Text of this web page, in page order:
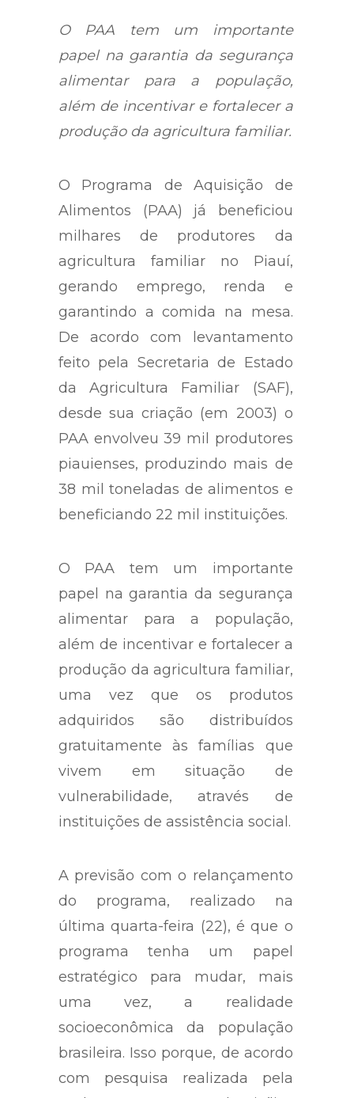
O PAA tem um importante
papel na garantia da segurança
alimentar para a população,
além de incentivar e fortalecer a
produção da agricultura familiar.
O Programa de Aquisição de
Alimentos (PAA) já beneficiou
milhares de produtores da
agricultura familiar no Piauí,
gerando emprego, renda e
garantindo a comida na mesa.
De acordo com levantamento
feito pela Secretaria de Estado
da Agricultura Familiar (SAF),
desde sua criação (em 2003) o
PAA envolveu 39 mil produtores
piauienses, produzindo mais de
38 mil toneladas de alimentos e
beneficiando 22 mil instituições.
O PAA tem um importante
papel na garantia da segurança
alimentar para a população,
além de incentivar e fortalecer a
produção da agricultura familiar,
uma vez que os produtos
adquiridos são distribuídos
gratuitamente às famílias que
vivem em situação de
vulnerabilidade, através de
instituições de assistência social.
A previsão com o relançamento
do programa, realizado na
última quarta-feira (22), é que o
programa tenha um papel
estratégico para mudar, mais
uma vez, a realidade
socioeconômica da população
brasileira. Isso porque, de acordo
com pesquisa realizada pela